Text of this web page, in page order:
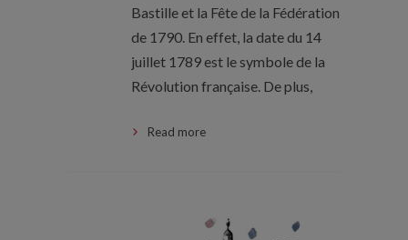
Bastille et la Fête de la Fédération
de 1790. En effet, la date du 14
juillet 1789 est le symbole de la
Révolution française. De plus,
Read more